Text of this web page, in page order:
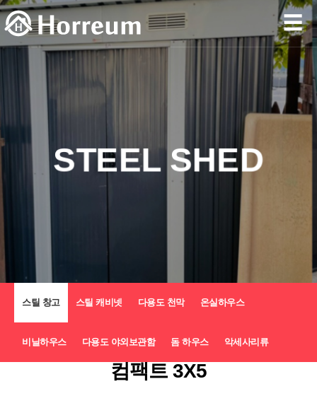
☰
STEEL SHED
스틸 창고 스틸 캐비넷 다용도 천막 온실하우스
비닐하우스 다용도 야외보관함 돔 하우스 악세사리류
컴팩트 3X5